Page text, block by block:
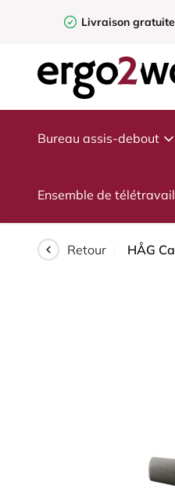
Livraison gratuite
Bureau assis-debout
Ensemble de télétravail
Retour